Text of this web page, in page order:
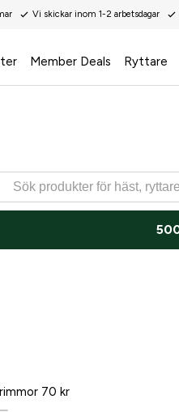
Vi skickar inom 1-2 arbetsdagar
Member Deals Ryttare
70 kr